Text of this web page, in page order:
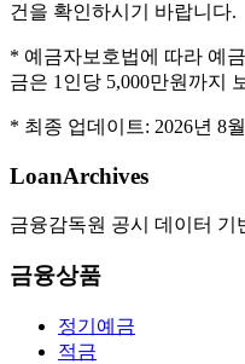
건을 확인하시기 바랍니다.
* 예금자보호법에 따라 예
금은 1인당 5,000만원까지
* 최종 업데이트: 2026년 8
LoanArchives
금융감독원 공시 데이터 기
금융상품
정기예금
적금